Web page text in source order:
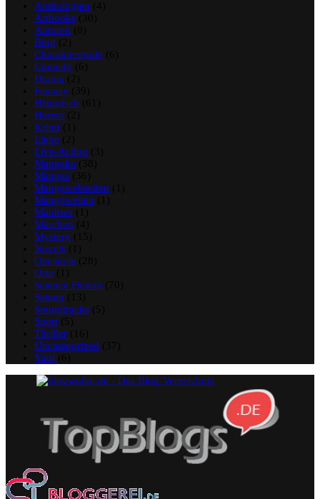
Anthologien
Artbooks
Autoren
Blog
Charakterguide
Comedy
Drama
Fantasy
Historisch
Horror
Krimi
Liebe
Live-Action
Mangaka
Mangas
Mangawebseiten
Mangawelten
Manhwa
Märchen
Mystery
Novels
Oneshots
Orte
Science Fiction
Seinen
Soundtracks
Sport
Thriller
Uncategorized
Yaoi